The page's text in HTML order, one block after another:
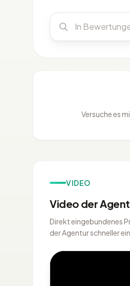
Versuche es
VIDEO
Video der
Direkt eingebundenes
der Agentur schneller